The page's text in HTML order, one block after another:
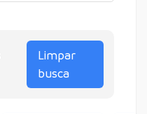
Limpar
busca